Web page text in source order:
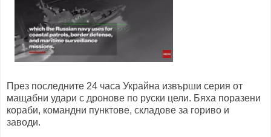
През последните 24 часа Украйна извърши серия от
мащабни удари с дронове по руски цели. Бяха поразени
кораби, командни пунктове, складове за гориво и
заводи.